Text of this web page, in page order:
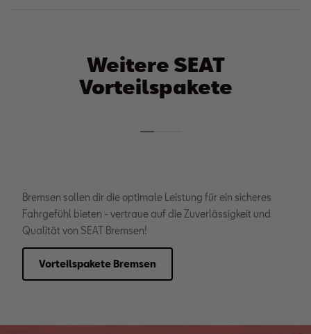
Weitere SEAT
Vorteilspakete
Bremsen sollen dir die optimale Leistung für ein sicheres
Fahrgefühl bieten - vertraue auf die Zuverlässigkeit und
Qualität von SEAT Bremsen!
Vorteilspakete Bremsen